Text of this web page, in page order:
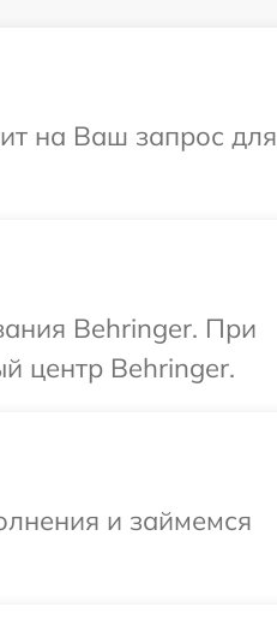
на Ваш запрос для
Behringer. При
центр Behringer.
и займемся